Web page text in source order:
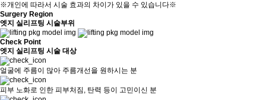
※개인에 따라서 시술 효과의 차이가 있을 수 있습니다※
Surgery Region
엣지 실리프팅 시술부위
Check Point
엣지 실리프팅 시술 대상
얼굴에 주름이 많아 주름개선을 원하시는 분
피부 노화로 인한 피부처짐, 탄력 등이 고민이신 분